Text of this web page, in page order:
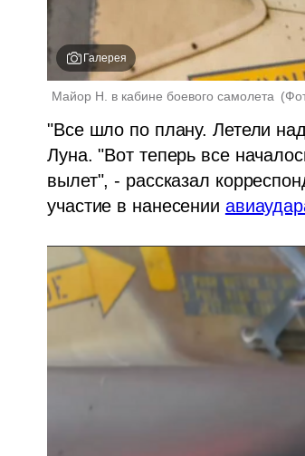
Галерея
Майор Н. в кабине боевого самолета (
"Все шло по плану. Летели
Луна. "Вот теперь все
вылет", - рассказал
участие в нанесении